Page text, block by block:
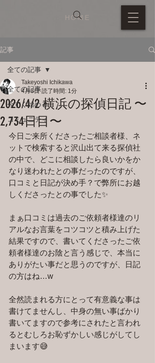
HOME
記事
全ての記事
今すぐ始める
コミュニティ
全ての記事
2026/4/2 横浜の探偵日記 〜
2,734日目〜
Takeyoshi Ichikawa
4月3日 読了時間: 1分
今日ご来所くださったご相談者様、ネ
ットで検索すると沢山出て来る探偵社
の中で、どこに相談したら良いかをか
なり迷われたとの事だったのですが、
口コミと日記が決め手？で弊所にお越
しくださったとの事でした✨
まぁ口コミは過去のご依頼者様達のリ
アルなお言葉をコツコツと積み上げた
結果ですので、書いてくださったご依
頼者様達のお陰と言う感じで、本当に
ありがたい事だと思うのですが、日記
の方はね…w
全然読まれる方にとって有意義な事は
書けてませんし、中身の無い事ばかり
書いてますので参考にされたと言われ
るとむしろお恥ずかしい感じがしてし
まいます😅